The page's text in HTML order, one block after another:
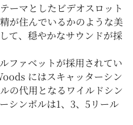
マとしたビデオスロット
が住んでいるかのような美
て、穏やかなサウンドが採
ファベットが採用されてい
にはスキャッターシン
の代用となるワイルドシン
シンボルは1、3、5リール